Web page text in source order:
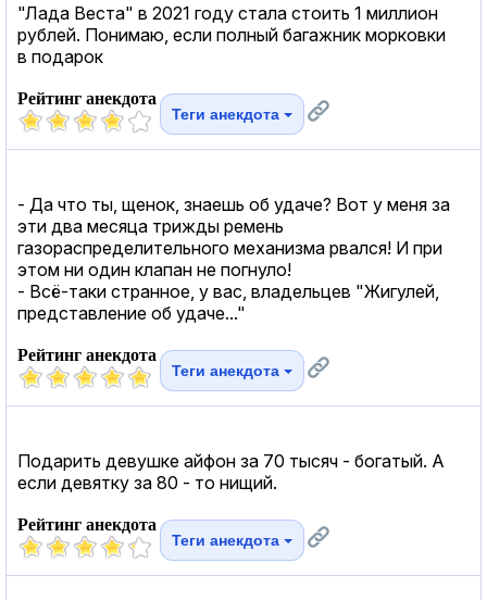
"Лада Веста" в 2021 году стала стоить 1 миллион
рублей. Понимаю, если полный багажник морковки
в подарок
Рейтинг анекдота
Теги анекдота
- Да что ты, щенок, знаешь об удаче? Вот у меня за
эти два месяца трижды ремень
газораспределительного механизма рвался! И при
этом ни один клапан не погнуло!
- Всё-таки странное, у вас, владельцев "Жигулей,
представление об удаче..."
Рейтинг анекдота
Теги анекдота
Подарить девушке айфон за 70 тысяч - богатый. А
если девятку за 80 - то нищий.
Рейтинг анекдота
Теги анекдота